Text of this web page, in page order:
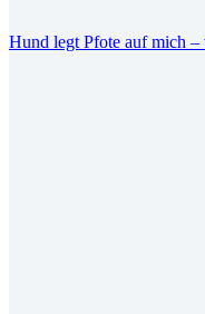
Hund legt Pfote auf mich